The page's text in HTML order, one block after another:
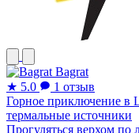
Bagrat
★ 5.0
1 отзыв
Горное приключение в
термальные источники
Прогуляться верхом по